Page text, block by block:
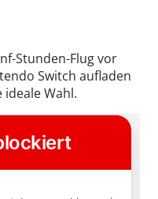
Stunden-Flug vor
Switch aufladen
ideale Wahl.